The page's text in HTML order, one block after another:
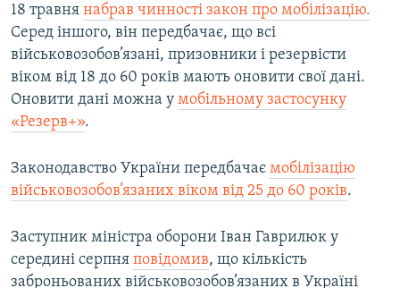
18 травня набрав чинності закон про мобілізацію.
Серед іншого, він передбачає, що всі
військовозобов’язані, призовники і резервісти
віком від 18 до 60 років мають оновити свої дані.
Оновити дані можна у мобільному застосунку
«Резерв+».
Законодавство України передбачає мобілізацію
військовозобов’язаних віком від 25 до 60 років.
Заступник міністра оборони Іван Гаврилюк у
середині серпня повідомив, що кількість
заброньованих військовозобов’язаних в Україні